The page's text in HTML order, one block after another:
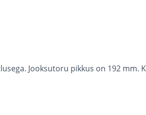
Jooksutoru pikkus on 192 mm.